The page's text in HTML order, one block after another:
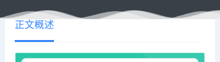
正文概述